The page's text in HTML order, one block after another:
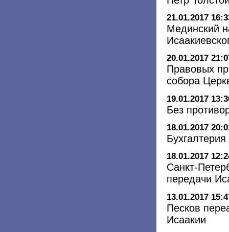
21.01.2017
Мединский
20.01.2017
Правовых
собора
19.01.2017
Без
18.01.2017
18.01.2017
Санкт-
передачи
13.01.2017
Песков
Исаакии